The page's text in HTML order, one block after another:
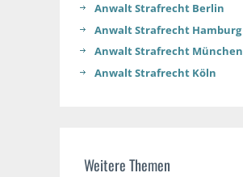
Anwalt Strafrecht Berlin
Anwalt Strafrecht Hamburg
Anwalt Strafrecht München
Anwalt Strafrecht Köln
Weitere Themen